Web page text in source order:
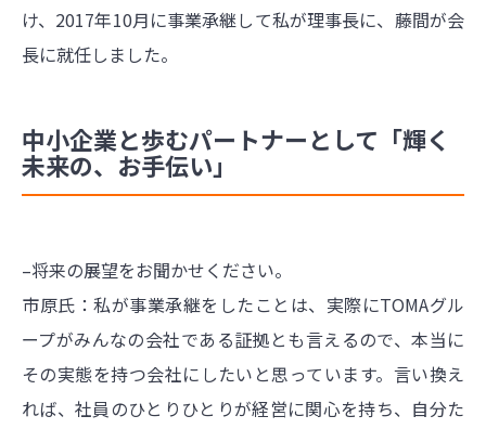
け、2017年10月に事業承継して私が理事長に、藤間が会
長に就任しました。
中小企業と歩むパートナーとして「輝く
未来の、お手伝い」
–将来の展望をお聞かせください。
市原氏：私が事業承継をしたことは、実際にTOMAグル
ープがみんなの会社である証拠とも言えるので、本当に
その実態を持つ会社にしたいと思っています。言い換え
れば、社員のひとりひとりが経営に関心を持ち、自分た